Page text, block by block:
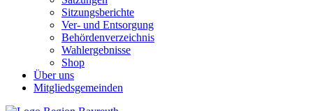
Sitzungsberichte
Ver- und Entsorgung
Behördenverzeichnis
Wahlergebnisse
Shop
Über uns
Mitgliedsgemeinden